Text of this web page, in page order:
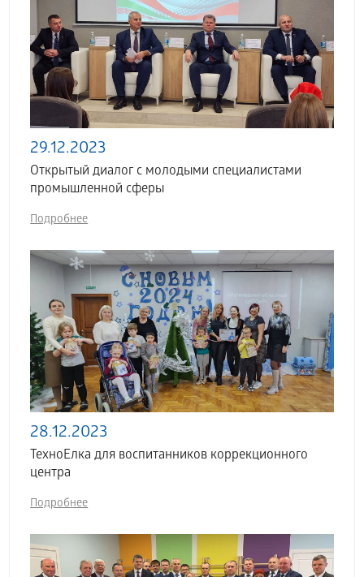
29.12.2023
Открытый диалог с молодыми специалистами
промышленной сферы
Подробнее
28.12.2023
ТехноЕлка для воспитанников коррекционного
центра
Подробнее